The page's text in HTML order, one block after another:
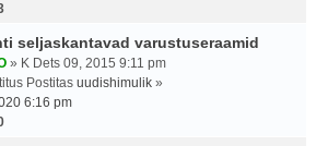
seljaskantavad varustuseraamid
» K Dets 09, 2015 9:11 pm
Postitas uudishimulik »
6:16 pm